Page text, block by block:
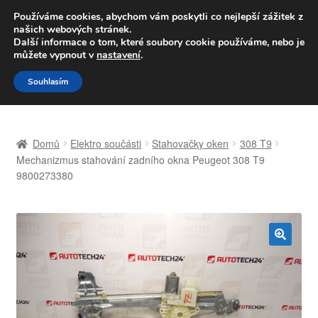
DOPRAVA od 139,-Kč
Volejte po-pá 9-16 704 494 494
Přeskočit
na
navigaci
Přejít
k
obsahu
Celosvětová doprava
Můj účet
Domů Elektro součásti Stahovačky oken
308 T9
Mechanizmus stahování zadního okna Peugeot 308 T9
9800273380
Používáme cookies, abychom vám poskytli co nejlepší zážitek z
našich webových stránek.
Další informace o tom, které soubory cookie používáme, nebo je
můžete vypnout v nastavení.
Souhlasím